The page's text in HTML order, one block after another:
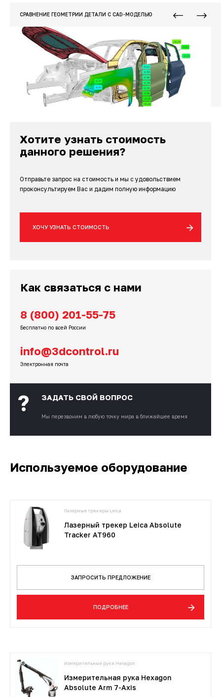
СРАВНЕНИЕ ГЕОМЕТРИИ ДЕТАЛИ С CAD-МОДЕЛЬЮ
Хотите узнать стоимость
данного решения?
Отправьте запрос на стоимость и мы с удовольствием
проконсультируем Вас и дадим полную информацию
ХОЧУ УЗНАТЬ СТОИМОСТЬ
Как связаться с нами
8 (800) 201-55-75
Бесплатно по всей России
info@3dcontrol.ru
Электронная почта
? ЗАДАТЬ СВОЙ ВОПРОС
Мы перезвоним в любую точку мира в ближайшее время
Используемое оборудование
Лазерные трекеры Leica
Лазерный трекер Leica Absolute
Tracker AT960
ЗАПРОСИТЬ ПРЕДЛОЖЕНИЕ
ПОДРОБНЕЕ
Измерительные руки Hexagon
Измерительная рука Hexagon
Absolute Arm 7-Axis